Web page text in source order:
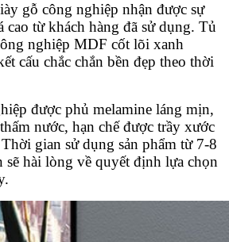
gỗ công nghiệp nhận được sự
cao từ khách hàng đã sử dụng. Tủ
nghiệp MDF cốt lõi xanh
cấu chắc chắn bền đẹp theo thời
được phủ melamine láng mịn,
nước, hạn chế được trầy xước
gian sử dụng sản phẩm từ 7-8
sẽ hài lòng về quyết định lựa chọn